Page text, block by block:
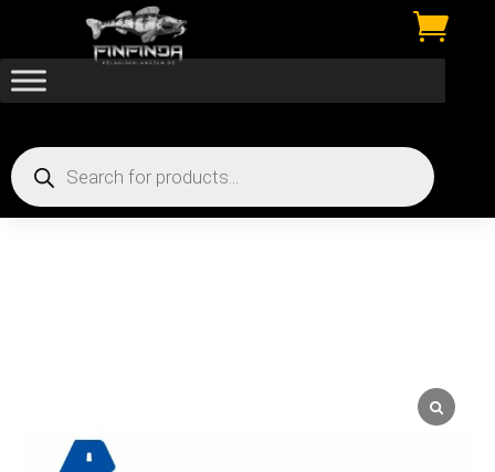

Products
search